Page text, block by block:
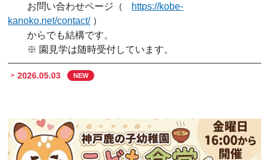
お問い合わせページ（
https://kobe-
kanoko.net/contact/）
からでも結構です。
※ 園見学は随時受付しています。
2026.05.03 NEW